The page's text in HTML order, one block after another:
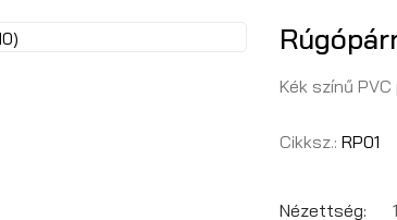
Kék színű
Cikksz.: RP01
Nézettség: